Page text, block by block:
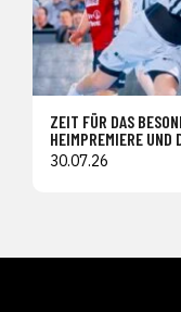
ZEIT FÜR DAS
HEIMPREMIERE UND
30.07.26